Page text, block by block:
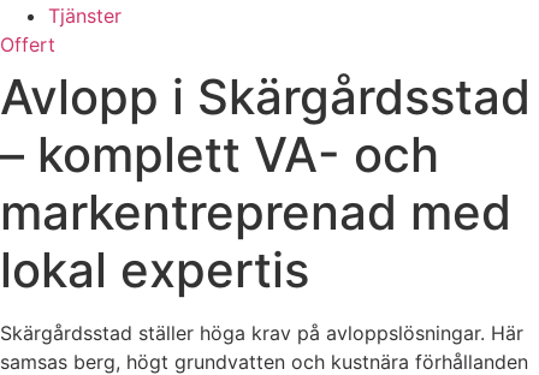
Tjänster
Offert
Avlopp i Skärgårdsstad
– komplett VA- och
markentreprenad med
lokal expertis
Skärgårdsstad ställer höga krav på avloppslösningar. Här
samsas berg, högt grundvatten och kustnära förhållanden